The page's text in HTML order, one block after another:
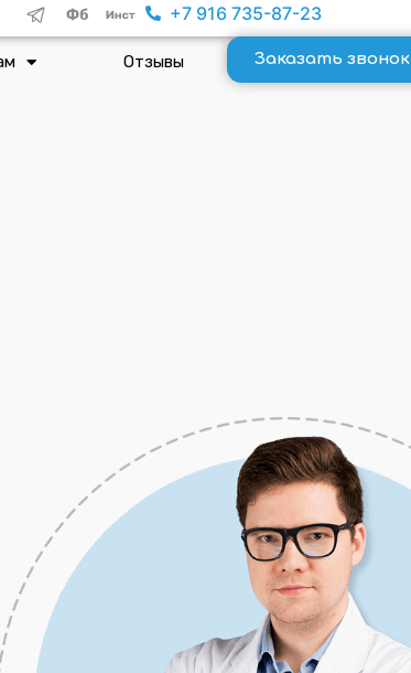
+7 916 735-87-23
Отзывы Заказать звонок